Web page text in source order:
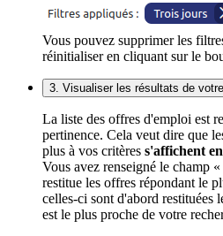
Vous pouvez supprimer les
réinitialiser en cliquant sur le
3. Visualiser les résultats de
La liste des offres d'emploi est
pertinence. Cela veut dire que
plus à vos critères s'affichent
Vous avez renseigné le champ
restitue les offres répondant le
celles-ci sont d'abord restituées
est le plus proche de votre